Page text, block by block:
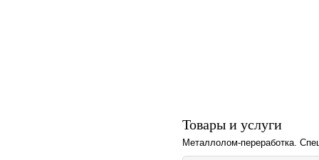
Товары и услуги
Металлолом-переработка.